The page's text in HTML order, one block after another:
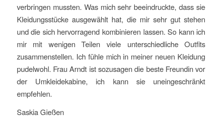
verbringen mussten. Was mich sehr beeindruckte, dass sie
Kleidungsstücke ausgewählt hat, die mir sehr gut stehen
und die sich hervorragend kombinieren lassen. So kann ich
mir mit wenigen Teilen viele unterschiedliche Outfits
zusammenstellen. Ich fühle mich in meiner neuen Kleidung
pudelwohl. Frau Arndt ist sozusagen die beste Freundin vor
der Umkleidekabine, ich kann sie uneingeschränkt
empfehlen.
Saskia Gießen